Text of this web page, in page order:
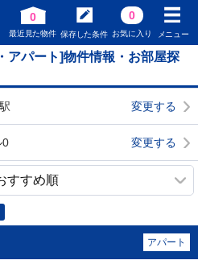
0
最近見た物件 保存した条件
0
お気に入り メニュー
アパート]物件情報・お部屋探
変更する
0 変更する
アパート